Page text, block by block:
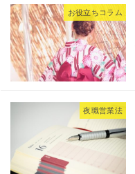
お役立ちコラム
夜職営業法